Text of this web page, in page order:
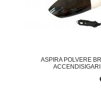
ASPIRA POLVERE